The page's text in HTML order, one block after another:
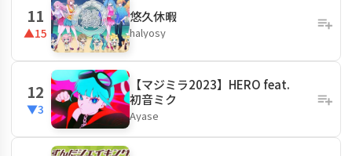
11
▲15
悠久休暇
halyosy
12
▼3
【マジミラ2023】HERO feat.
初音ミク
Ayase